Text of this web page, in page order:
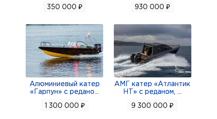
350 000 ₽ 930 000 ₽
Алюминиевый катер
«Гарпун» с редано
1 300 000 ₽
АМГ катер «Атлантик
НТ» с реданом,
9 300 000 ₽